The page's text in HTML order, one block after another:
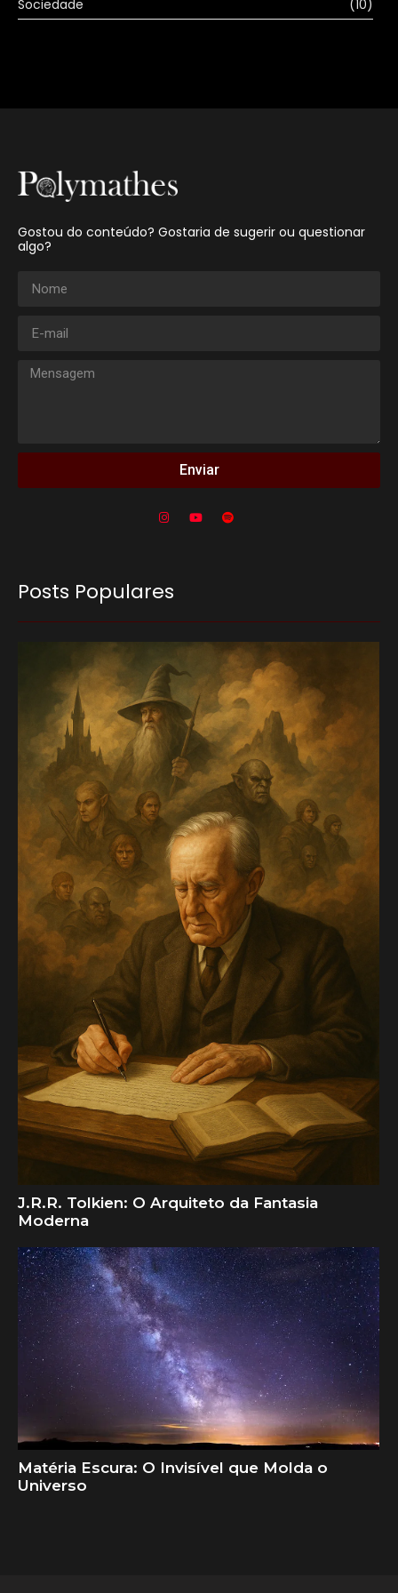
Sociedade (10)
Gostou do conteúdo? Gostaria de sugerir ou questionar
algo?
Enviar
Posts Populares
J.R.R. Tolkien: O Arquiteto da Fantasia
Moderna
Matéria Escura: O Invisível que Molda o
Universo